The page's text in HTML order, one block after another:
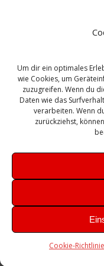
Um dir ein optimales
wie Cookies, um
zuzugreifen. Wenn du
Daten wie das
verarbeiten. Wenn
zurückziehst,
Cookie-Richtlinie
Sanierung SBS
Sicherung
Update Upgrade
VMWare